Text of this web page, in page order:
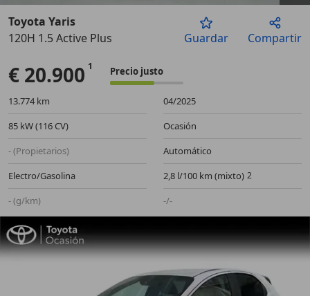
Anterior
Toyota Yaris
120H 1.5 Active Plus
Guardar Compartir
€ 20.900 Precio justo
13.774 km
04/2025
85 kW (116 CV)
Ocasión
- (Propietarios)
Automático
Electro/Gasolina
2,8 l/100 km (mixto)
- (g/km)
-/-